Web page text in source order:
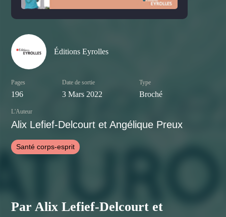
Éditions Eyrolles
Pages
196
Date de sortie
3 Mars 2022
Type
Broché
L'Auteur
Alix Lefief-Delcourt et Angélique Preux
Santé corps-esprit
Par Alix Lefief-Delcourt et